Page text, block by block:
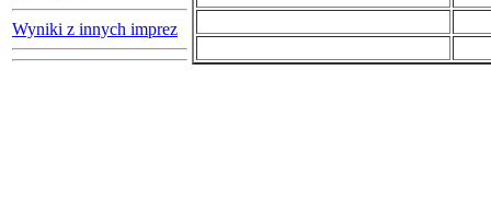
Wyniki z innych imprez